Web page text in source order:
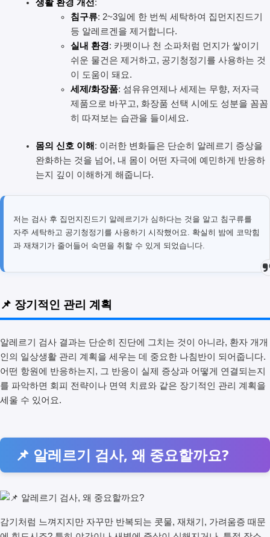
생활 환경 개선 :
침구류: 2~3일에 한 번씩 세탁하여 집먼지진드기
등 알레르겐을 제거합니다.
실내 환경: 카펫이나 천 소파처럼 먼지가 쌓이기
쉬운 물건은 제거하고, 공기청정기를 사용하는 것
이 도움이 돼요.
세제/화장품: 섬유유연제나 세제는 무향, 저자극
제품으로 바꾸고, 화장품 선택 시에도 성분을 꼼꼼
히 따져보는 습관을 들이세요.
몸의 신호 이해 : 이러한 변화들은 단순히 알레르기 증상을
완화하는 것을 넘어, 내 몸이 어떤 자극에 예민하게 반응하
는지 깊이 이해하게 해줍니다.
저는 검사 후 집먼지진드기 알레르기가 심하다는 것을 알고 침구류를
자주 세탁하고 공기청정기를 사용하기 시작했어요. 확실히 밤에 코막힘
과 재채기가 줄어들어 숙면을 취할 수 있게 되었습니다.
📌 장기적인 관리 계획
알레르기 검사 결과는 단순히 진단에 그치는 것이 아니라, 환자 개개
인의 일상생활 관리 계획을 세우는 데 중요한 나침반이 되어줍니다.
어떤 항원에 반응하는지, 그 반응이 실제 증상과 어떻게 연결되는지
를 파악하면 회피 전략이나 면역 치료와 같은 장기적인 관리 계획을
세울 수 있어요.
📌 알레르기 검사, 왜 중요할까요?
감기처럼 느껴지지만 자꾸만 반복되는 콧물, 재채기, 가려움증 때문